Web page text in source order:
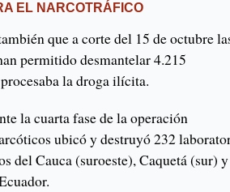
EL NARCOTRÁFICO
que a corte del 15 de octubre
permitido desmantelar 4.215
la droga ilícita.
la cuarta fase de la operación
ubicó y destruyó 232
del Cauca (suroeste), Caquetá (sur)